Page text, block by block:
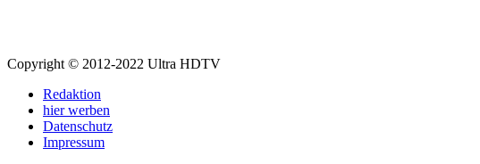
Copyright © 2012-2022 Ultra HDTV
Redaktion
hier werben
Datenschutz
Impressum